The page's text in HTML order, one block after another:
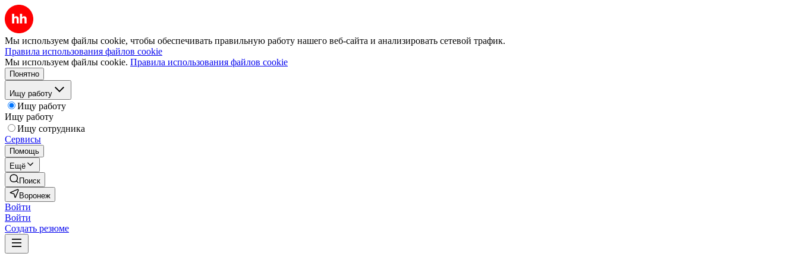
Мы используем файлы cookie, чтобы обеспечивать правильную работу нашего веб-сайта и анализировать сетевой трафик.
Правила использования файлов cookie
Мы используем файлы cookie. Правила использования файлов cookie
Понятно
Ищу работу
Ищу работу
Ищу работу
Ищу сотрудника
Сервисы
Помощь
Ещё
Поиск
Воронеж
Войти
Войти
Создать резюме